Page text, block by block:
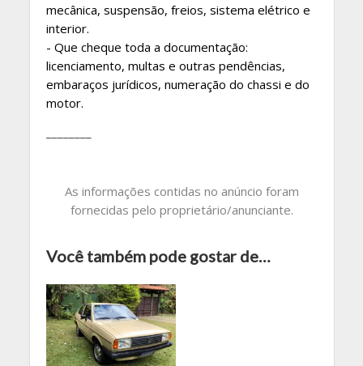
mecânica, suspensão, freios, sistema elétrico e
interior.
- Que cheque toda a documentação:
licenciamento, multas e outras pendências,
embaraços jurídicos, numeração do chassi e do
motor.
As informações contidas no anúncio foram
fornecidas pelo proprietário/anunciante.
Você também pode gostar de…